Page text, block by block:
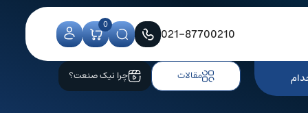
021-87700210
0
مقالات چرا نیک صنعت؟